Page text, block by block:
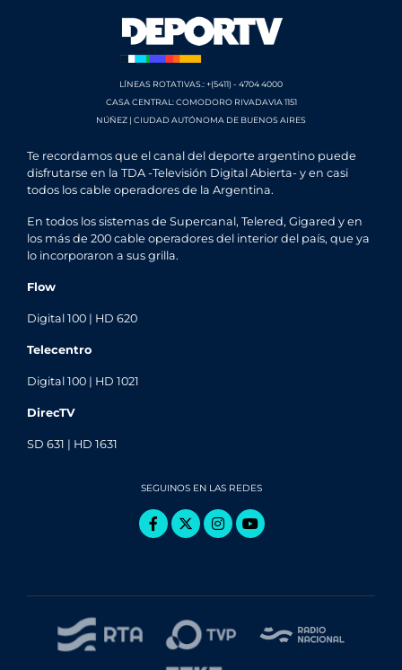
LÍNEAS ROTATIVAS.: +(5411) - 4704 4000
CASA CENTRAL: COMODORO RIVADAVIA 1151
NÚÑEZ | CIUDAD AUTÓNOMA DE BUENOS AIRES
Te recordamos que el canal del deporte argentino puede
disfrutarse en la TDA -Televisión Digital Abierta- y en casi
todos los cable operadores de la Argentina.
En todos los sistemas de Supercanal, Telered, Gigared y en
los más de 200 cable operadores del interior del país, que ya
lo incorporaron a sus grilla.
Flow
Digital 100 | HD 620
Telecentro
Digital 100 | HD 1021
DirecTV
SD 631 | HD 1631
SEGUINOS EN LAS REDES